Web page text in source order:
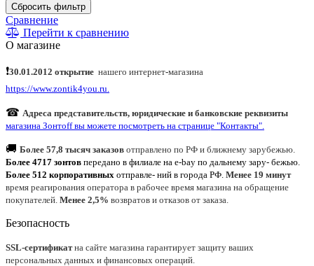
Сбросить фильтр
Сравнение
Перейти к сравнению
О магазине
❗30.01.2012 открытие нашего интернет-магазина
https://www.zontik4you.ru.
☎ Адреса представительств, юридические и банковские реквизиты
магазина Зонтoff вы можете посмотреть на странице "Контакты".
🚚 Более 57,8 тысяч заказов отправлено по РФ и ближнему зарубежью.
Более 4717 зонтов передано в филиале на e-bay по дальнему зару- бежью.
Более 512 корпоративных отправле- ний в города РФ. Менее 19 минут
время реагирования оператора в рабочее время магазина на обращение
покупателей. Менее 2,5% возвратов и отказов от заказа.
Безопасность
SSL-сертификатна сайте магазина гарантирует защиту ваших
персональных данных и финансовых операций.